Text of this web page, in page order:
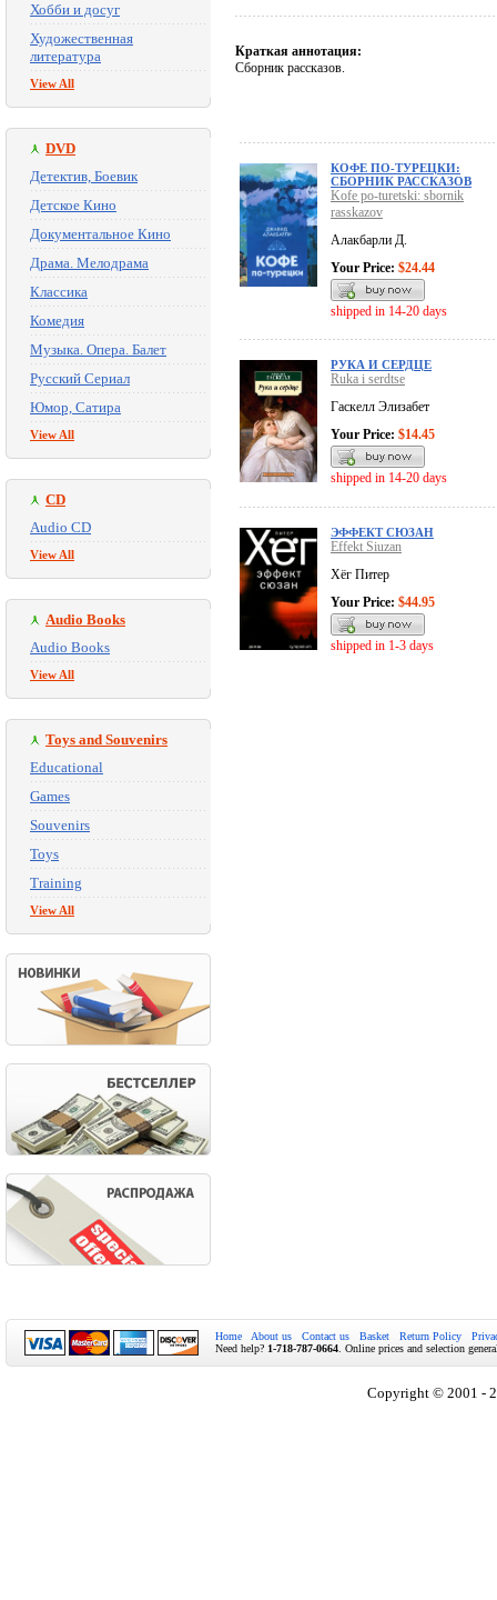
Хобби и досуг
Художественная
литература
View All
DVD
Детектив, Боевик
Детское Кино
Документальное Кино
Драма. Мелодрама
Классика
Комедия
Музыка. Опера. Балет
Русский Сериал
Юмор, Сатира
View All
CD
Audio CD
View All
Audio Books
Audio Books
View All
Toys and Souvenirs
Educational
Games
Souvenirs
Toys
Training
View All
Краткая аннотация:
Сборник рассказов.
КОФЕ ПО-ТУРЕЦКИ:
СБОРНИК РАССКАЗОВ
Kofe po-turetski: sbornik
rasskazov
Алакбарли Д.
Your Price: $24.44
shipped in 14-20 days
РУКА И СЕРДЦЕ
Ruka i serdtse
Гаскелл Элизабет
Your Price: $14.45
shipped in 14-20 days
ЭФФЕКТ СЮЗАН
Effekt Siuzan
Хёг Питер
Your Price: $44.95
shipped in 1-3 days
Home About us Contact us Basket Return Policy
Need help? 1-718-787-0664 . Online prices and selection
Copyright © 2001 -